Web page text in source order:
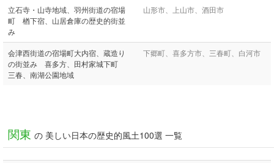
立石寺・山寺地域、羽州街道の宿場
町 楢下宿、山居倉庫の歴史的街並
み
山形市、上山市、酒田市
会津西街道の宿場町大内宿、蔵造り
の街並み 喜多方、田村家城下町
三春、南湖公園地域
下郷町、喜多方市、三春町、白河市
関東 の 美しい日本の歴史的風土100選 一覧